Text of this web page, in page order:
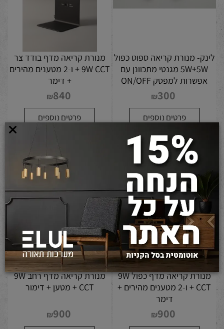
לינק- מנורת קריאה ספוט כפול
5W+5W מגנטי מתכוונן עם
אפשרות למפסק ON/OFF
₪300
פרטים נוספים
הוסף לסל
מנורת קריאה מדף בודד צר
9W CCT + ו-2 מטענים מהירים
+ דימר
₪840
פרטים נוספים
מנורת קריאה מדף כפול 9W
CCT + ו-2 מטענים מהירים +
דימר
₪900
מנורת קריאה מדף רחב 9W
CCT + מטען + דימור
₪900